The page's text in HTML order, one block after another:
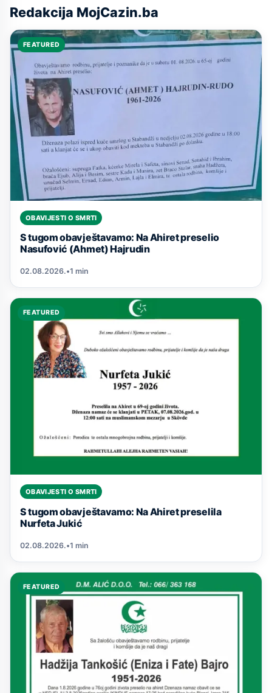
Redakcija MojCazin.ba
FEATURED
OBAVIJESTI O SMRTI
S tugom obavještavamo: Na Ahiret preselio
Nasufović (Ahmet) Hajrudin
02.08.2026.•1 min
FEATURED
OBAVIJESTI O SMRTI
S tugom obavještavamo: Na Ahiret preselila
Nurfeta Jukić
02.08.2026.•1 min
FEATURED